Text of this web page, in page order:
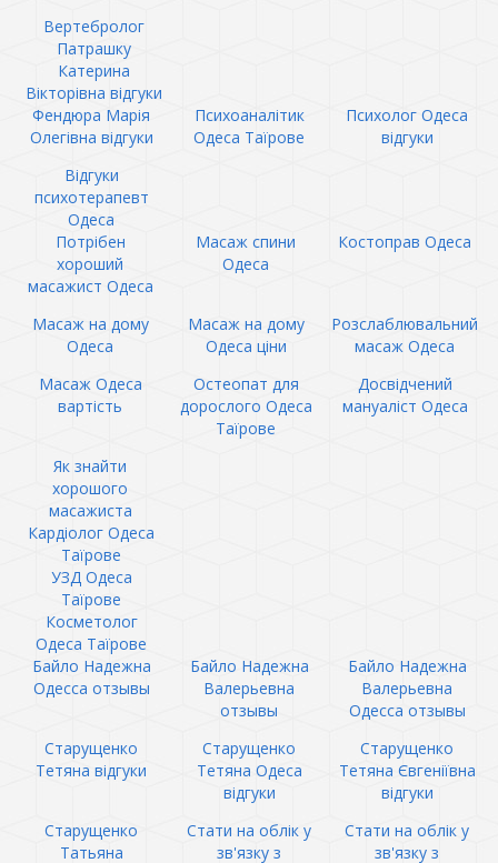
Вертебролог
Патрашку
Катерина
Вікторівна відгуки
Фендюра Марія
Олегівна відгуки
Психоаналітик
Одеса Таїрове
Психолог Одеса
відгуки
Відгуки
психотерапевт
Одеса
Потрібен
хороший
масажист Одеса
Масаж спини
Одеса
Костоправ Одеса
Масаж на дому
Одеса
Масаж на дому
Одеса ціни
Розслаблювальний
масаж Одеса
Масаж Одеса
вартість
Остеопат для
дорослого Одеса
Таїрове
Досвідчений
мануаліст Одеса
Як знайти
хорошого
масажиста
Кардіолог Одеса
Таїрове
УЗД Одеса
Таїрове
Косметолог
Одеса Таїрове
Байло Надежна
Одесса отзывы
Байло Надежна
Валерьевна
отзывы
Байло Надежна
Валерьевна
Одесса отзывы
Старущенко
Тетяна відгуки
Старущенко
Тетяна Одеса
відгуки
Старущенко
Тетяна Євгеніївна
відгуки
Старущенко
Татьяна
Стати на облік у
зв'язку з
Стати на облік у
зв'язку з